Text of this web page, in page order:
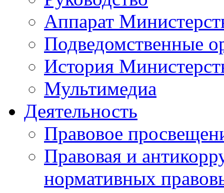
Аппарат
Подведомственные
История
Мультимедиа
Деятельность
Правовое
Правовая и
нормативных